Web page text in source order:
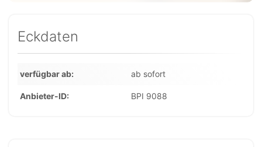
Eckdaten
verfügbar ab ab sofort
Anbieter-ID BPI 9088